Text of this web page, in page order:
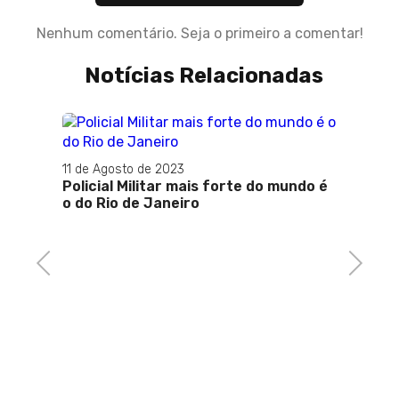
Nenhum comentário. Seja o primeiro a comentar!
Notícias Relacionadas
Previous
11 de Agosto de 2023
Policial Militar mais forte do mundo é
o do Rio de Janeiro
Next